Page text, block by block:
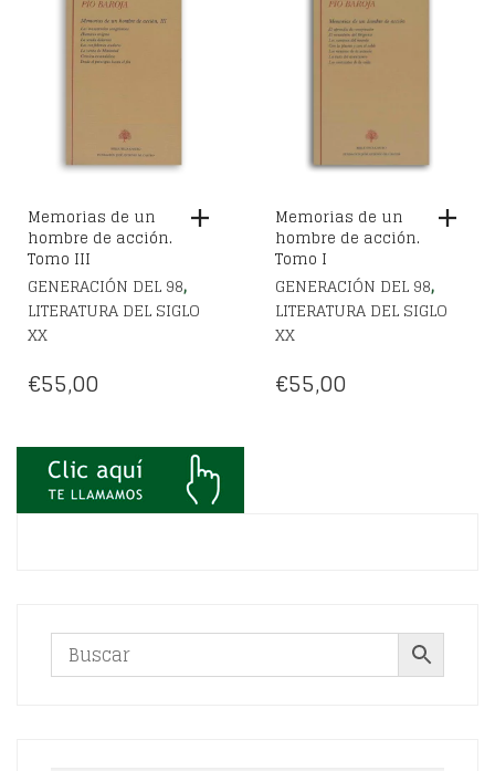
Memorias de un
hombre de acción.
Tomo III
GENERACIÓN DEL 98,
LITERATURA DEL SIGLO
XX
€55,00
Memorias de un
hombre de acción.
Tomo I
GENERACIÓN DEL 98,
LITERATURA DEL SIGLO
XX
€55,00